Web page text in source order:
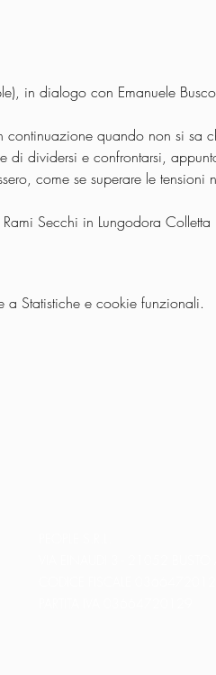
in dialogo con Emanuele
quando non si sa
di dividersi e confrontarsi,
come se superare le
Secchi in Lungodora
Statistiche e cookie funzionali.